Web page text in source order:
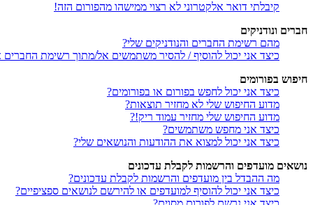
קיבלתי דואר אלקטרוני לא רצוי ממישהו מהפורום הזה!
חברים ונודניקים
מהם רשימת החברים והנודניקים שלי?
כיצד אני יכול להוסיף / להסיר משתמשים אל/מתוך רשימת החברים
חיפוש בפורומים
כיצד אני יכול לחפש בפורום או בפורומים?
מדוע החיפוש שלי לא מחזיר תוצאות?
מדוע החיפוש שלי מחזיר עמוד ריק!?
כיצד אני מחפש משתמשים?
כיצד אני יכול למצוא את ההודעות והנושאים שלי?
נושאים מועדפים והרשמות לקבלת עדכונים
מה ההבדל בין מועדפים והרשמות לקבלת עדכונים?
כיצד אני יכול להוסיף למועדפים או להירשם לנושאים ספציפיים?